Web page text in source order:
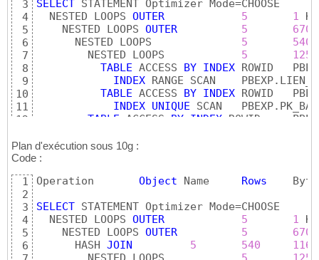
3
4
5
6
7
8
9
10
11
12
14
15
17
SELECT
  NESTED LOOPS
OUTER 5 1
    NESTED LOOPS
OUTER 5
670
5
540
5
125
TABLE ACCESS BY INDEX
INDEX
TABLE ACCESS BY INDEX
INDEX UNIQUE
TABLE ACCESS BY INDEX
TABLE ACCESS
INDEX
UNIQUE SCAN	PBEXP.PK_BP 1
Plan d'exécution sous 10g :
Code :
1
2
3
4
5
6
Object
Rows
SELECT
  NESTED LOOPS
OUTER 5 1
    NESTED LOOPS
OUTER 5
670
      HASH
JOIN 5 540
1163